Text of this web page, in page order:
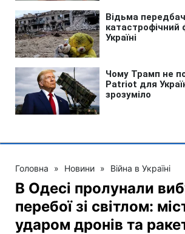
Головна » Новини » Війна в Україні
В Одесі пролунали
перебої зі світлом:
ударом дронів та